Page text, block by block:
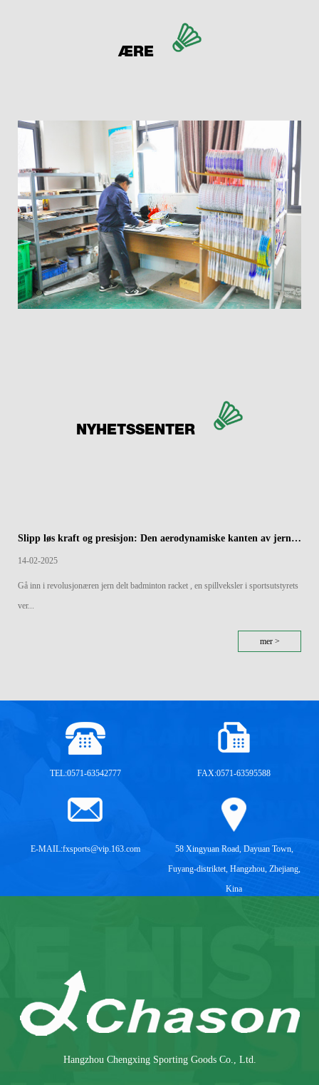
ÆRE
NYHETSSENTER
Slipp løs kraft og presisjon: Den aerodynamiske kanten av jern splittet badmintonracketer
14-02-2025
Gå inn i revolusjonæren jern delt badminton racket , en spillveksler i sportsutstyrets
ver...
mer >
TEL:0571-63542777 FAX:0571-63595588
E-MAIL:fxsports@vip.163.com
58 Xingyuan Road, Dayuan Town,
Fuyang-distriktet, Hangzhou, Zhejiang,
Kina
Hangzhou Chengxing Sporting Goods Co., Ltd.